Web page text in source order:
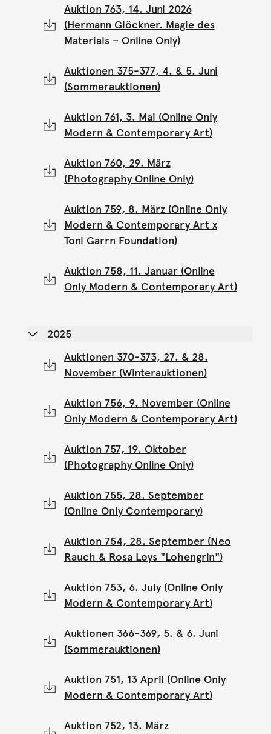
Auktion 763, 14. Juni 2026
(Hermann Glöckner. Magie des
Materials – Online Only)
Auktionen 375-377, 4. & 5. Juni
(Sommerauktionen)
Auktion 761, 3. Mai (Online Only
Modern & Contemporary Art)
Auktion 760, 29. März
(Photography Online Only)
Auktion 759, 8. März (Online Only
Modern & Contemporary Art x
Toni Garrn Foundation)
Auktion 758, 11. Januar (Online
Only Modern & Contemporary Art)
2025
Auktionen 370-373, 27. & 28.
November (Winterauktionen)
Auktion 756, 9. November (Online
Only Modern & Contemporary Art)
Auktion 757, 19. Oktober
(Photography Online Only)
Auktion 755, 28. September
(Online Only Contemporary)
Auktion 754, 28. September (Neo
Rauch & Rosa Loys "Lohengrin")
Auktion 753, 6. July (Online Only
Modern & Contemporary Art)
Auktionen 366-369, 5. & 6. Juni
(Sommerauktionen)
Auktion 751, 13 April (Online Only
Modern & Contemporary Art)
Auktion 752, 13. März